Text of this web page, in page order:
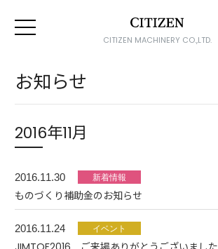
CITIZEN MACHINERY CO.,LTD.
お知らせ
2016年11月
2016.11.30
ものづくり補助金のお知らせ
2016.11.24